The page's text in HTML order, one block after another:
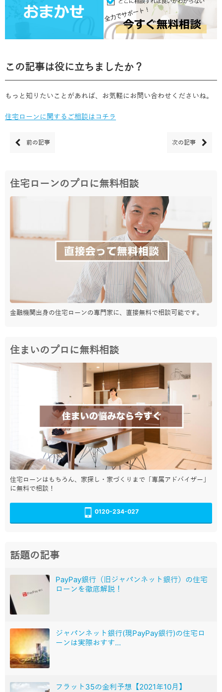
この記事は役に立ちましたか？
もっと知りたいことがあれば、お気軽にお問い合わせくださいね。
住宅ローンに関するご相談はコチラ
前の記事 次の記事
住宅ローンのプロに無料相談
金融機関出身の住宅ローンの専門家に、直接無料で相談可能です。
住まいのプロに無料相談
住宅ローンはもちろん、家探し・家づくりまで「専属アドバイザー」
に無料で相談！
0120-234-027
話題の記事
PayPay銀行（旧ジャパンネット銀行）の住宅
ローンを徹底解説！
ジャパンネット銀行(現PayPay銀行)の住宅ロ
ーンは実際おすす...
フラット35の金利予想【2021年10月】